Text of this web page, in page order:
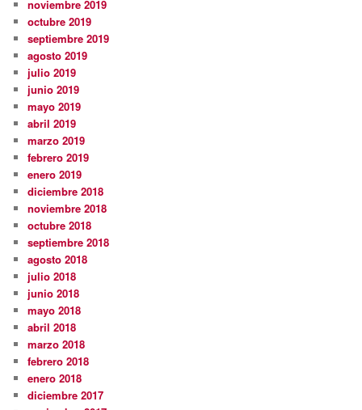
noviembre 2019
octubre 2019
septiembre 2019
agosto 2019
julio 2019
junio 2019
mayo 2019
abril 2019
marzo 2019
febrero 2019
enero 2019
diciembre 2018
noviembre 2018
octubre 2018
septiembre 2018
agosto 2018
julio 2018
junio 2018
mayo 2018
abril 2018
marzo 2018
febrero 2018
enero 2018
diciembre 2017